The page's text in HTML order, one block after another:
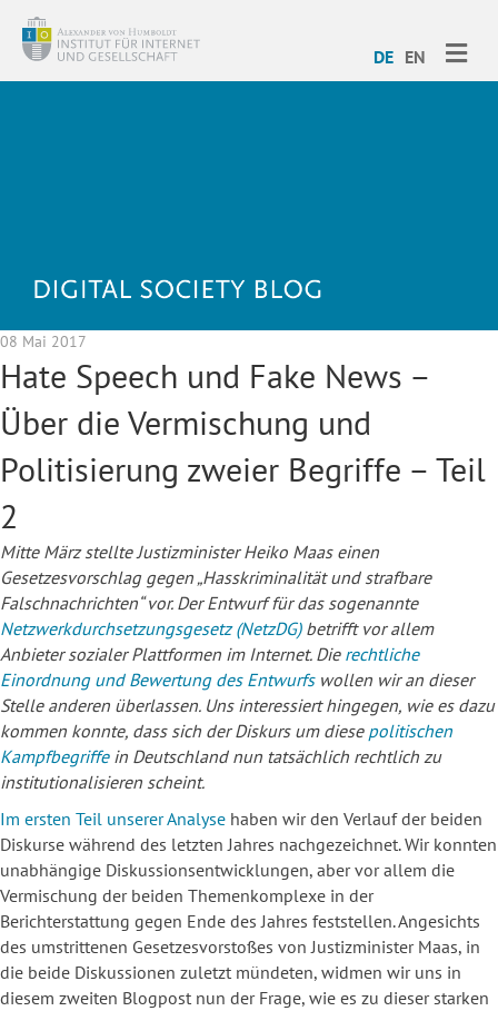
DE EN
08 Mai 2017
Hate Speech und Fake News –
Über die Vermischung und
Politisierung zweier Begriffe – Teil
2
Mitte März stellte Justizminister Heiko Maas einen
Gesetzesvorschlag gegen „Hasskriminalität und strafbare
Falschnachrichten“ vor. Der Entwurf für das sogenannte
Netzwerkdurchsetzungsgesetz (NetzDG)betrifft vor allem
Anbieter sozialer Plattformen im Internet. Die rechtliche
Einordnung und Bewertung des Entwurfswollen wir an dieser
Stelle anderen überlassen. Uns interessiert hingegen, wie es dazu
kommen konnte, dass sich der Diskurs um diese politischen
Kampfbegriffein Deutschland nun tatsächlich rechtlich zu
institutionalisieren scheint.
Im ersten Teil unserer Analyse haben wir den Verlauf der beiden
Diskurse während des letzten Jahres nachgezeichnet. Wir konnten
unabhängige Diskussionsentwicklungen, aber vor allem die
Vermischung der beiden Themenkomplexe in der
Berichterstattung gegen Ende des Jahres feststellen. Angesichts
des umstrittenen Gesetzesvorstoßes von Justizminister Maas, in
die beide Diskussionen zuletzt mündeten, widmen wir uns in
diesem zweiten Blogpost nun der Frage, wie es zu dieser starken